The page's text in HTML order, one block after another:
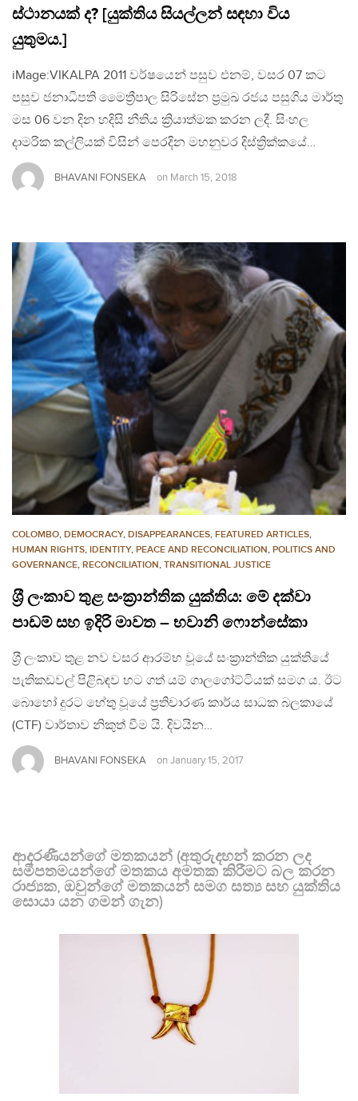
ස්ථානයක් ද? [යුක්තිය සියල්ලන් සඳහා විය
යුතුමය.]
iMage:VIKALPA 2011 වර්ෂයෙන් පසුව එනම්, වසර 07 කට
පසුව ජනාධිපති මෛත්‍රීපාල සිරිසේන ප්‍රමුඛ රජය පසුගිය මාර්තු
මස 06 වන දින හදිසි නීතිය ක්‍රියාත්මක කරන ලදී. සිංහල
දාමරික කල්ලියක් විසින් පෙරදින මහනුවර දිස්ත්‍රික්කයේ…
BHAVANI FONSEKA on March 15, 2018
COLOMBO, DEMOCRACY, DISAPPEARANCES, FEATURED ARTICLES,
HUMAN RIGHTS, IDENTITY, PEACE AND RECONCILIATION, POLITICS AND
GOVERNANCE, RECONCILIATION, TRANSITIONAL JUSTICE
ශ‍්‍රී ලංකාව තුළ සංක‍්‍රාන්තික යුක්තිය: මේ දක්වා
පාඩම් සහ ඉදිරි මාවත – භවානි ෆොන්සේකා
ශ‍්‍රී ලංකාව තුළ නව වසර ආරම්භ වූයේ සංක‍්‍රාන්තික යුක්තියේ
පැතිකඩවල් පිළිබඳව හට ගත් යම් ගාලගෝට්ටියක් සමග ය. ඊට
බොහෝ දුරට හේතු වූයේ ප‍්‍රතිචාරණ කාර්ය සාධක බලකායේ
(CTF) වාර්තාව නිකුත් වීම යි. දිවයින…
BHAVANI FONSEKA on January 15, 2017
ආදරණීයන්ගේ මතකයන් (අතුරුදහන් කරන ලද
සමීපතමයන්ගේ මතකය අමතක කිරීමට බල කරන
රාජ්‍යක, ඔවුන්ගේ මතකයන් සමග සත්‍ය සහ යුක්තිය
සොයා යන ගමන් ගැන)